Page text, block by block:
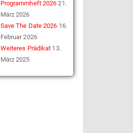
Programmheft 2026 21.
März 2026
Save The Date 2026 16.
Februar 2026
Weiteres Prädikat 13.
März 2025